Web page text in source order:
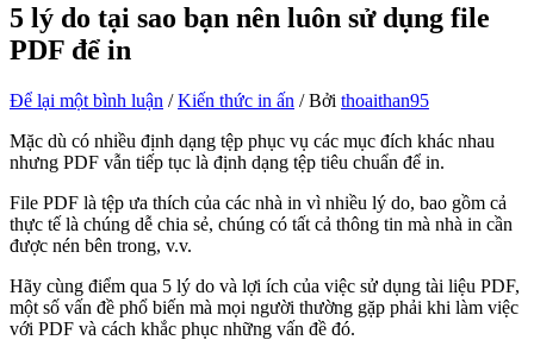
5 lý do tại sao bạn nên luôn sử dụng file
PDF để in
Để lại một bình luận /Kiến thức in ấn / Bởi thoaithan95
Mặc dù có nhiều định dạng tệp phục vụ các mục đích khác nhau
nhưng PDF vẫn tiếp tục là định dạng tệp tiêu chuẩn để in.
File PDF là tệp ưa thích của các nhà in vì nhiều lý do, bao gồm cả
thực tế là chúng dễ chia sẻ, chúng có tất cả thông tin mà nhà in cần
được nén bên trong, v.v.
Hãy cùng điểm qua 5 lý do và lợi ích của việc sử dụng tài liệu PDF,
một số vấn đề phổ biến mà mọi người thường gặp phải khi làm việc
với PDF và cách khắc phục những vấn đề đó.